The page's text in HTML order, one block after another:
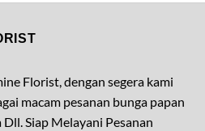
Florist, dengan segera kami
macam pesanan bunga papan
Siap Melayani Pesanan